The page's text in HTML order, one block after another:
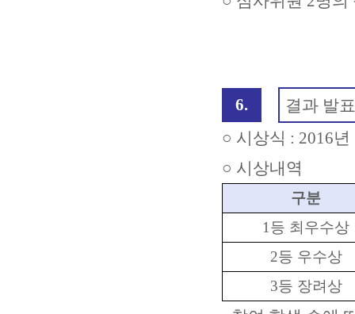
6.
결과 발표
○ 시상식 : 2016
○ 시상내역
구분
1등 최우수상
2등 우수상
3등 장려상